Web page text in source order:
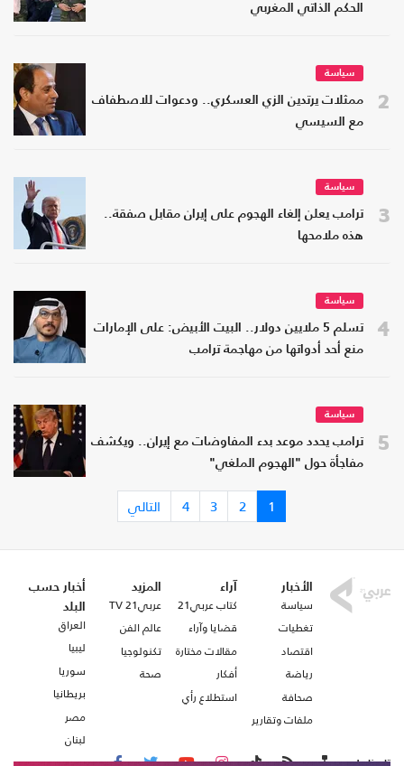
الحكم الذاتي المغربي
2
سياسة
ممثلات يرتدين الزي العسكري.. ودعوات للاصطفاف
مع السيسي
3
سياسة
ترامب يعلن إلغاء الهجوم على إيران مقابل صفقة..
هذه ملامحها
4
سياسة
تسلم 5 ملايين دولار.. البيت الأبيض: على الإمارات
منع أحد أدواتها من مهاجمة ترامب
5
سياسة
ترامب يحدد موعد بدء المفاوضات مع إيران.. ويكشف
مفاجأة حول "الهجوم الملغي"
1
2
3
4 التالي
الأخبار
سياسة
تغطيات
اقتصاد
رياضة
صحافة
ملفات وتقارير
آراء
كتاب عربي21
قضايا وآراء
مقالات مختارة
أفكار
استطلاع رأي
المزيد
عربي21 TV
عالم الفن
تكنولوجيا
صحة
أخبار حسب
البلد
العراق
ليبيا
سوريا
بريطانيا
مصر
لبنان